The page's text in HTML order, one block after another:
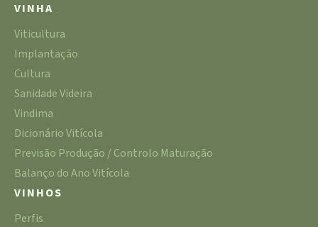
VINHA
Viticultura
Implantação
Cultura
Sanidade Videira
Vindima
Dicionário Vitícola
Previsão Produção / Controlo Maturação
Balanço do Ano Vitícola
VINHOS
Perfis